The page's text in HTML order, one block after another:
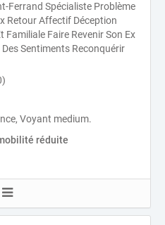
Ferrand Spécialiste Problème
Retour Affectif Déception
Familiale Faire Revenir Son Ex
Sentiments Reconquérir
Voyant medium.
réduite